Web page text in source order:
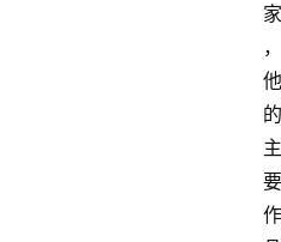
家
，
他
的
主
要
作